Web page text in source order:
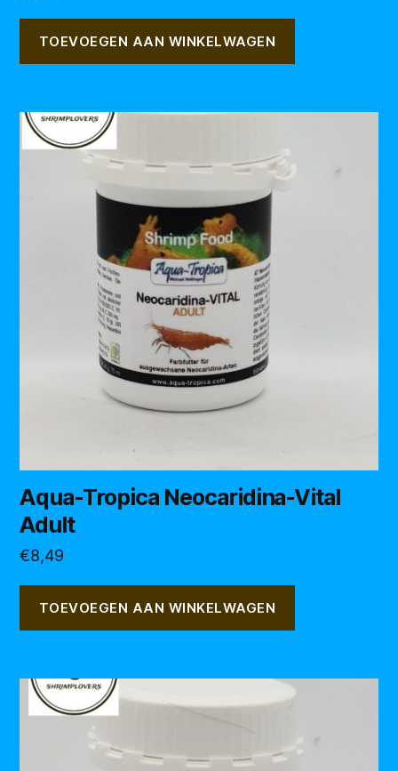
TOEVOEGEN AAN WINKELWAGEN
Aqua-Tropica Neocaridina-Vital
Adult
€8,49
TOEVOEGEN AAN WINKELWAGEN